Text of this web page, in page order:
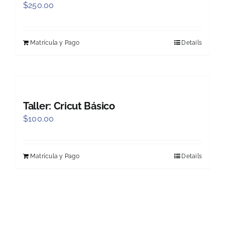
$250.00
Matrícula y Pago Details
Taller: Cricut Básico
$100.00
Matrícula y Pago Details